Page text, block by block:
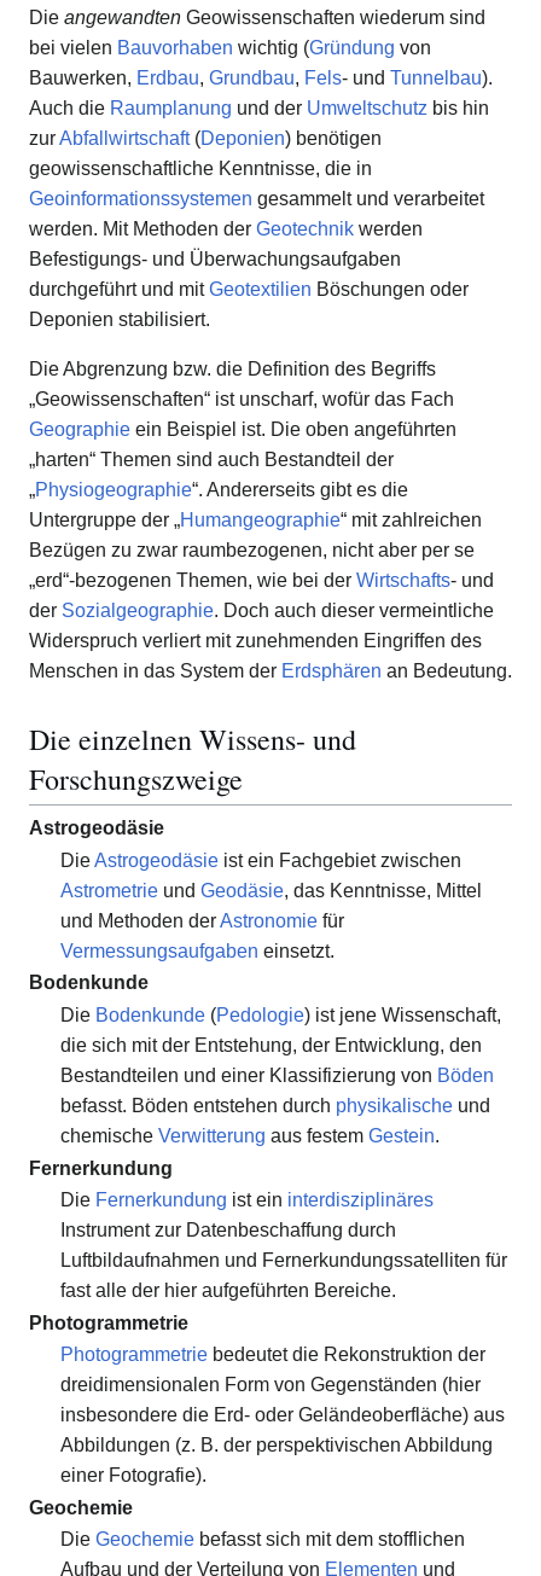
Die angewandten Geowissenschaften wiederum sind
bei vielen Bauvorhaben wichtig (Gründung von
Bauwerken, Erdbau, Grundbau, Fels- und Tunnelbau).
Auch die Raumplanung und der Umweltschutz bis hin
zurAbfallwirtschaft(Deponien) benötigen
geowissenschaftliche Kenntnisse, die in
Geoinformationssystemen gesammelt und verarbeitet
werden. Mit Methoden der Geotechnik werden
Befestigungs- und Überwachungsaufgaben
durchgeführt und mitGeotextilien Böschungen oder
Deponien stabilisiert.
Die Abgrenzung bzw. die Definition des Begriffs
„Geowissenschaften“ ist unscharf, wofür das Fach
Geographie ein Beispiel ist. Die oben angeführten
„harten“ Themen sind auch Bestandteil der
„Physiogeographie“. Andererseits gibt es die
Untergruppe der „Humangeographie“ mit zahlreichen
Bezügen zu zwar raumbezogenen, nicht aber per se
„erd“-bezogenen Themen, wie bei der Wirtschafts- und
der Sozialgeographie. Doch auch dieser vermeintliche
Widerspruch verliert mit zunehmenden Eingriffen des
Menschen in das System der Erdsphären an Bedeutung.
Die einzelnen Wissens- und
Forschungszweige
Astrogeodäsie
DieAstrogeodäsieist ein Fachgebiet zwischen
Astrometrieund Geodäsie, das Kenntnisse, Mittel
und Methoden derAstronomiefür
Vermessungsaufgaben einsetzt.
Bodenkunde
Die Bodenkunde(Pedologie) ist jene Wissenschaft,
die sich mit der Entstehung, der Entwicklung, den
Bestandteilen und einer Klassifizierung von Böden
befasst. Böden entstehen durch physikalischeund
chemische Verwitterung aus festem Gestein.
Fernerkundung
Die Fernerkundung ist ein interdisziplinäres
Instrument zur Datenbeschaffung durch
Luftbildaufnahmen und Fernerkundungssatelliten für
fast alle der hier aufgeführten Bereiche.
Photogrammetrie
Photogrammetriebedeutet die Rekonstruktion der
dreidimensionalen Form von Gegenständen (hier
insbesondere die Erd- oder Geländeoberfläche) aus
Abbildungen (z. B. der perspektivischen Abbildung
einer Fotografie).
Geochemie
Die Geochemiebefasst sich mit dem stofflichen
Aufbau und der Verteilung von Elementen und